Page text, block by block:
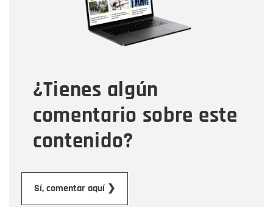
¿Tienes algún
comentario sobre este
contenido?
Sí, comentar aquí ❯
Tipo de comentario
Mensaje